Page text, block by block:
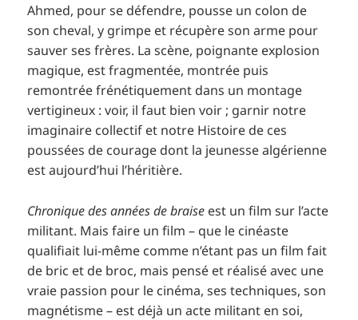
Ahmed, pour se défendre, pousse un colon de
son cheval, y grimpe et récupère son arme pour
sauver ses frères. La scène, poignante explosion
magique, est fragmentée, montrée puis
remontrée frénétiquement dans un montage
vertigineux : voir, il faut bien voir ; garnir notre
imaginaire collectif et notre Histoire de ces
poussées de courage dont la jeunesse algérienne
est aujourd’hui l’héritière.
Chronique des années de braise est un film sur l’acte
militant. Mais faire un film – que le cinéaste
qualifiait lui-même comme n’étant pas un film fait
de bric et de broc, mais pensé et réalisé avec une
vraie passion pour le cinéma, ses techniques, son
magnétisme – est déjà un acte militant en soi,